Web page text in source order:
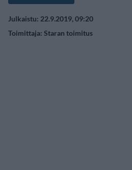
Julkaistu: 22.9.2019, 09:20
Toimittaja: Staran toimitus